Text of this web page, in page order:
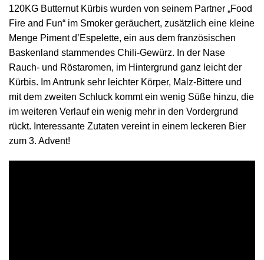
120KG Butternut Kürbis wurden von seinem Partner „Food
Fire and Fun“ im Smoker geräuchert, zusätzlich eine kleine
Menge Piment d’Espelette, ein aus dem französischen
Baskenland stammendes Chili-Gewürz. In der Nase
Rauch- und Röstaromen, im Hintergrund ganz leicht der
Kürbis. Im Antrunk sehr leichter Körper, Malz-Bittere und
mit dem zweiten Schluck kommt ein wenig Süße hinzu, die
im weiteren Verlauf ein wenig mehr in den Vordergrund
rückt. Interessante Zutaten vereint in einem leckeren Bier
zum 3. Advent!